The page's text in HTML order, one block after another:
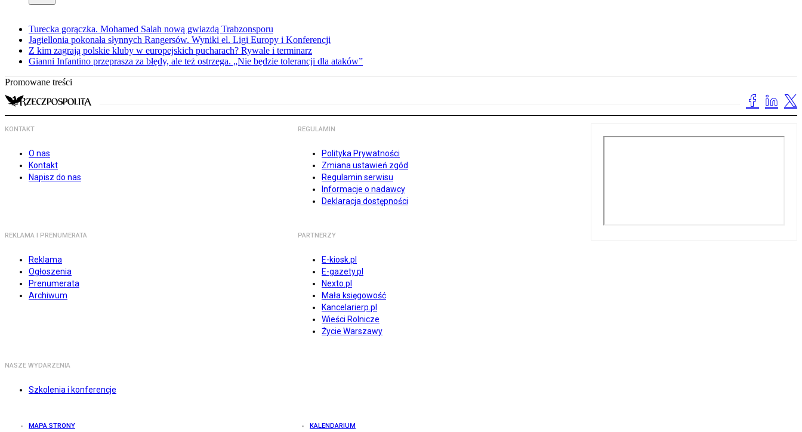
Turecka gorączka. Mohamed Salah nową gwiazdą Trabzonsporu
Jagiellonia pokonała słynnych Rangersów. Wyniki el. Ligi Europy i Konferencji
Z kim zagrają polskie kluby w europejskich pucharach? Rywale i terminarz
Gianni Infantino przeprasza za błędy, ale też ostrzega. „Nie będzie tolerancji dla ataków”
Promowane treści
KONTAKT
O nas
Kontakt
Napisz do nas
REGULAMIN
Polityka Prywatności
Zmiana ustawień zgód
Regulamin serwisu
Informacje o nadawcy
Deklaracja dostępności
REKLAMA I PRENUMERATA
Reklama
Ogłoszenia
Prenumerata
Archiwum
PARTNERZY
E-kiosk.pl
E-gazety.pl
Nexto.pl
Mała księgowość
Kancelarierp.pl
Wieści Rolnicze
Życie Warszawy
NASZE WYDARZENIA
Szkolenia i konferencje
MAPA STRONY KALENDARIUM